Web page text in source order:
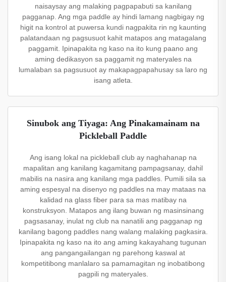
naisaysay ang malaking pagpapabuti sa kanilang
pagganap. Ang mga paddle ay hindi lamang nagbigay ng
higit na kontrol at puwersa kundi nagpakita rin ng kaunting
palatandaan ng pagsusuot kahit matapos ang matagalang
paggamit. Ipinapakita ng kaso na ito kung paano ang
aming dedikasyon sa paggamit ng materyales na
lumalaban sa pagsusuot ay makapagpapahusay sa laro ng
isang atleta.
Sinubok ang Tiyaga: Ang Pinakamainam na
Pickleball Paddle
Ang isang lokal na pickleball club ay naghahanap na
mapalitan ang kanilang kagamitang pampagsanay, dahil
mabilis na nasira ang kanilang mga paddles. Pumili sila sa
aming espesyal na disenyo ng paddles na may mataas na
kalidad na glass fiber para sa mas matibay na
konstruksyon. Matapos ang ilang buwan ng masinsinang
pagsasanay, inulat ng club na nanatili ang pagganap ng
kanilang bagong paddles nang walang malaking pagkasira.
Ipinapakita ng kaso na ito ang aming kakayahang tugunan
ang pangangailangan ng parehong kaswal at
kompetitibong manlalaro sa pamamagitan ng inobatibong
pagpili ng materyales.